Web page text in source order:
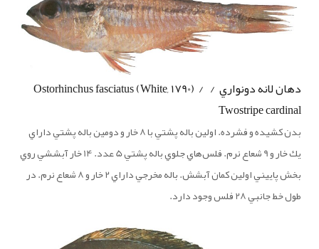
دهان لانه دونواري / Ostorhinchus fasciatus (White, 1790) /
Twostripe cardinal
بدن كشيده و فشرده. اولين باله پشتي با 8 خار و دومين باله پشتي داراي
يك خار و 9 شعاع نرم. فلس‌هاي جلوي باله پشتي 5 عدد. 14 خار آبششي روي
بخش پاييني اولين كمان آبشش. باله مخرجي داراي 2 خار و 8 شعاع نرم. در
طول خط جانبي 28 فلس وجود دارد.